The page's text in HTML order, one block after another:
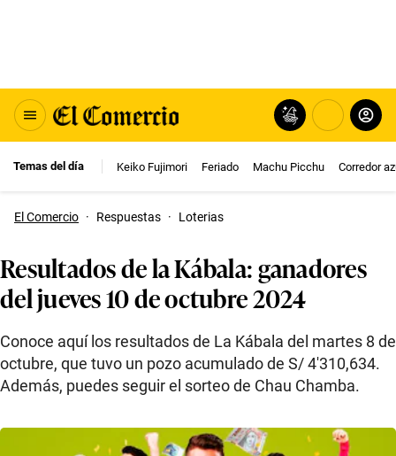
Temas del día Keiko Fujimori Feriado Machu Picchu Corredor
El Comercio · Respuestas · Loterias
Resultados de la Kábala: ganadores
del jueves 10 de octubre 2024
Conoce aquí los resultados de La Kábala del martes 8 de
octubre, que tuvo un pozo acumulado de S/ 4′310,634.
Además, puedes seguir el sorteo de Chau Chamba.